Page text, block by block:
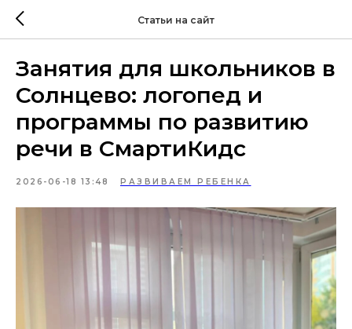
Статьи на сайт
Занятия для школьников в
Солнцево: логопед и
программы по развитию
речи в СмартиКидс
2026-06-18 13:48 РАЗВИВАЕМ РЕБЕНКА